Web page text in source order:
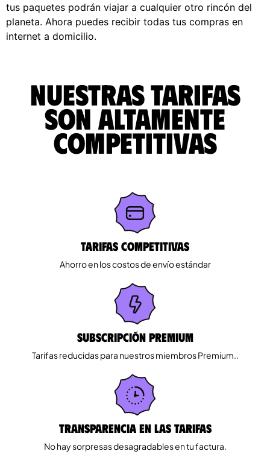
tus paquetes podrán viajar a cualquier otro rincón del
planeta. Ahora puedes recibir todas tus compras en
internet a domicilio.
Nuestras tarifas
son altamente
competitivas
Tarifas competitivas
Ahorro en los costos de envío estándar
Subscripción Premium
Tarifas reducidas para nuestros miembros Premium..
Transparencia en las tarifas
No hay sorpresas desagradables en tu factura.